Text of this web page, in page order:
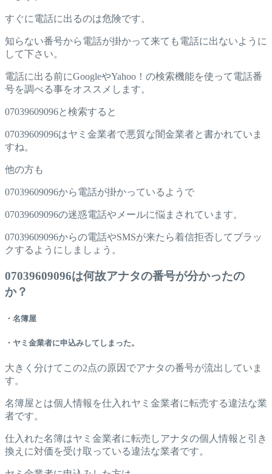
すぐに電話に出るのは危険です。
知らない番号から電話が掛かって来ても電話に出ないように
して下さい。
電話に出る前にGoogleやYahoo！の検索機能を使って電話番
号を調べる事をオススメします。
07039609096と検索すると
07039609096はヤミ金業者で悪質な闇金業者と書かれていま
すね。
他の方も
07039609096から電話が掛かっているようで
07039609096の迷惑電話やメールに悩まされています。
07039609096からの電話やSMSが来たら着信拒否してブラッ
クするようにしましょう。
07039609096は何故アナタの番号が分かったの
か？
・名簿屋
・ヤミ金業者に申込みしてしまった。
大きく分けてこの2点の原因でアナタの番号が流出していま
す。
名簿屋とは個人情報を仕入れヤミ金業者に転売する違法な業
者です。
仕入れた名簿はヤミ金業者に転売しアナタの個人情報と引き
換えに対価を受け取っている違法な業者です。